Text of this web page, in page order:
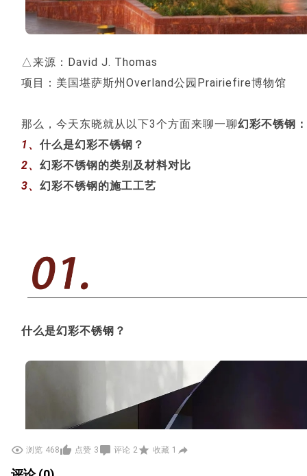
△来源：David J. Thomas
项目：美国堪萨斯州Overland公园Prairiefire博物馆
那么，今天东晓就从以下3个方面来聊一聊幻彩不锈钢：
1、 什么是幻彩不锈钢？
2、 幻彩不锈钢的类别及材料对比
3、 幻彩不锈钢的施工工艺
什么是幻彩不锈钢？
浏览 468 点赞 3 评论 2 收藏 1